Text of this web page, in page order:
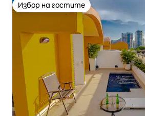
Избор на гостите
Избор на гостите